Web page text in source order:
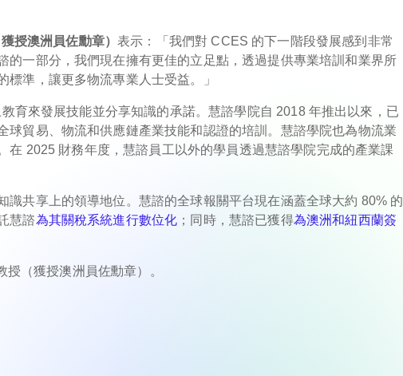
授澳洲員佐勳章）表示：「我們對 CCES 的下一階段發展感到非常
的一部分，我們現在擁有更佳的立足點，透過提供專業培訓和業界所
準，讓更多物流專業人士受益。」
育來發展技能並分享知識的承諾。慧諮學院自 2018 年推出以來，已
球貿易、物流和供應鏈產業技能和認證的培訓。慧諮學院也為物流業
在 2025 財務年度，慧諮員工以外的學員透過慧諮學院完成的產業課
識共享上的領導地位。慧諮的全球報關平台現在涵蓋全球大約 80% 的
慧諮為其關稅系統進行數位化 ；同時，慧諮已獲得為澳洲和紐西蘭簽
（獲授澳洲員佐勳章）。